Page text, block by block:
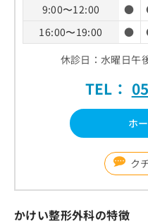
9:00〜12:00
●
16:00〜19:00
●
休診日：水曜日午
TEL：
ホ
ク
かけい整形外科の特徴